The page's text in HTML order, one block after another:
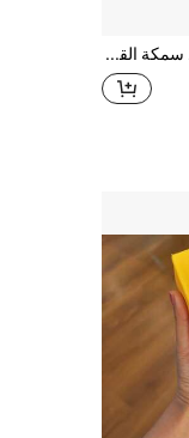
1 قطعة لعبة ضغط سمكة القرش الغامضة، لعبة كعكة القرش الناعمة القابلة للضغط، لعبة ضغط متينة، مناسبة لهدايا الأحفاد في عيد الميلاد والحفلات وأعياد الميلاد والمكافآت المدرسية وعيد الفصح/عيد الميلاد